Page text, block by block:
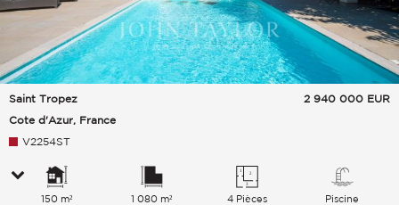
Saint Tropez
Cote d'Azur, France
2 940 000 EUR
V2254ST
150 m² 1 080 m² 4 Pièces Piscine